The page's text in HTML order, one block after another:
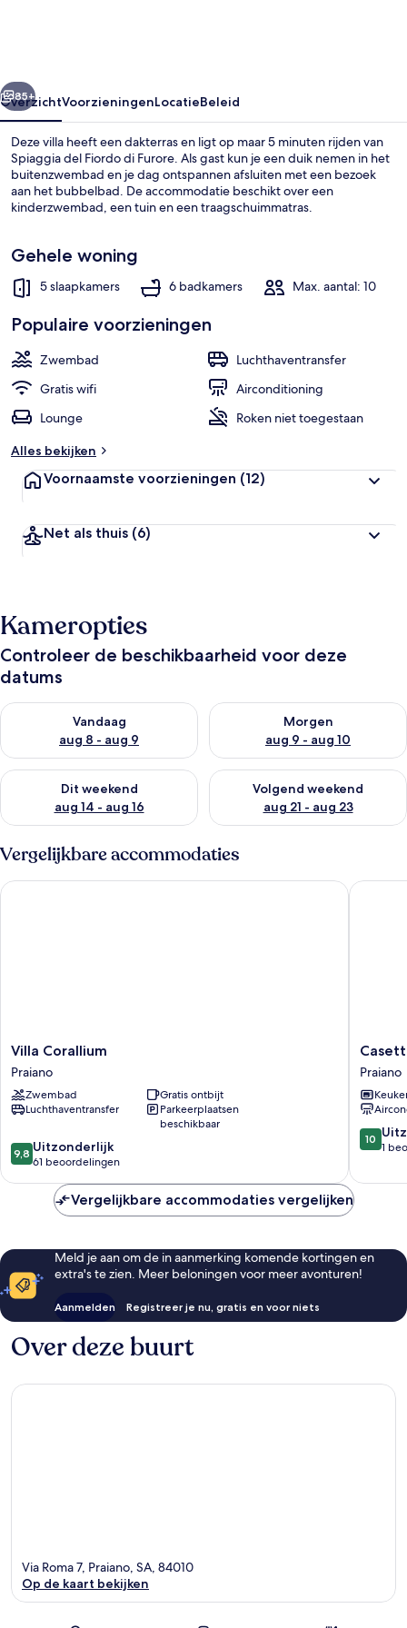
Pool
Dakterras
Volgende
85+
OverzichtVoorzieningenLocatieBeleid
Deze villa heeft een dakterras en ligt op maar 5 minuten rijden van
Spiaggia del Fiordo di Furore. Als gast kun je een duik nemen in het
buitenzwembad en je dag ontspannen afsluiten met een bezoek
aan het bubbelbad. De accommodatie beschikt over een
kinderzwembad, een tuin en een traagschuimmatras.
Gehele woning
5 slaapkamers 6 badkamers Max. aantal: 10
Populaire voorzieningen
Zwembad
Luchthaventransfer
Gratis wifi
Airconditioning
Lounge
Roken niet toegestaan
Alles bekijken
Voornaamste voorzieningen (12)
Net als thuis (6)
Kameropties
Controleer de beschikbaarheid voor deze
datums
Vandaag
aug 8 - aug 9
De beschikbaarheid controleren voor vanavond aug 8 - aug 9
Morgen
aug 9 - aug 10
De beschikbaarheid
Dit weekend
aug 14 - aug 16
De beschikbaarheid controleren voor dit weekend aug 14 -
Volgend weekend
aug 21 - aug 23
De beschikbaarheid
Vergelijkbare accommodaties
Villa
Corallium
Praiano
Villa Corallium
Praiano
Zwembad
Gratis ontbijt
Luchthaventransfer
Parkeerplaatsen
beschikbaar
9.8
van
Uitzonderlijk,
9,8 Uitzonderlijk
61 beoordelingen
Villa Corallium
Casetta
Praiano
Praiano
10.0
van
10
1
Casetta
Vergelijkbare accommodaties vergelijken
Meld je aan om de in aanmerking komende kortingen en
extra's te zien. Meer beloningen voor meer avonturen!
Aanmelden Registreer je nu, gratis en voor niets
Over deze buurt
Via Roma 7, Praiano, SA, 84010
Op de kaart bekijken